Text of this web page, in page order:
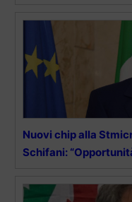
Nuovi chip alla
Schifani: